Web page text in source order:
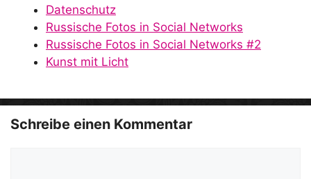
d
e
o
Datenschutz
Russische Fotos in Social Networks
Russische Fotos in Social Networks #2
Kunst mit Licht
Schreibe einen Kommentar